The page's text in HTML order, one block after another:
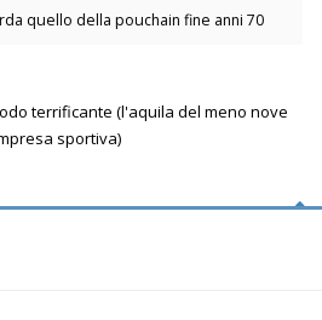
quello della pouchain fine anni 70
terrificante (l'aquila del meno nove
sportiva)